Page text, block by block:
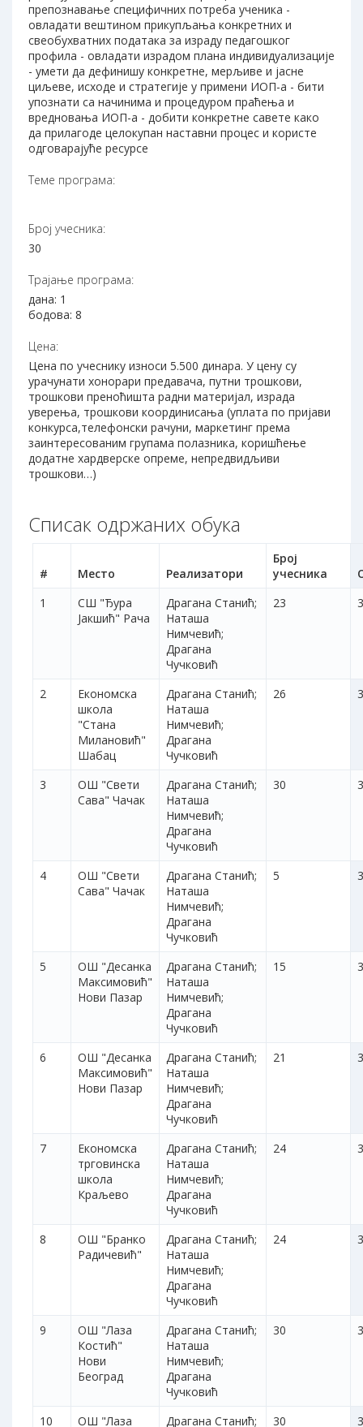
препознавање специфичних потреба ученика -
овладати вештином прикупљања конкретних и
свеобухватних података за израду педагошког
профила - овладати израдом плана индивидуализације
- умети да дефинишу конкретне, мерљиве и јасне
циљеве, исходе и стратегије у примени ИОП-а - бити
упознати са начинима и процедуром праћења и
вредновања ИОП-а - добити конкретне савете како
да прилагоде целокупан наставни процес и користе
одговарајуће ресурсе
Теме програма:
Број учесника:
30
Трајање програма:
дана: 1
бодова: 8
Цена:
Цена по учеснику износи 5.500 динара. У цену су
урачунати хонорари предавача, путни трошкови,
трошкови преноћишта радни материјал, израда
уверења, трошкови координисања (уплата по пријави
конкурса,телефонски рачуни, маркетинг према
заинтересованим групама полазника, коришћење
додатне хардверске опреме, непредвидљиви
трошкови…)
Списак одржаних обука
# Место Реализатори
Број
учесника
1
СШ "Ђура
Јакшић" Рача
Драгана Станић;
Наташа
Нимчевић;
Драгана
Чучковић
23
2
Економска
школа
"Стана
Милановић"
Шабац
Драгана Станић;
Наташа
Нимчевић;
Драгана
Чучковић
26
3
ОШ "Свети
Сава" Чачак
Драгана Станић;
Наташа
Нимчевић;
Драгана
Чучковић
30
4
ОШ "Свети
Сава" Чачак
Драгана Станић;
Наташа
Нимчевић;
Драгана
Чучковић
5
5
ОШ "Десанка
Максимовић"
Нови Пазар
Драгана Станић;
Наташа
Нимчевић;
Драгана
Чучковић
15
6
ОШ "Десанка
Максимовић"
Нови Пазар
Драгана Станић;
Наташа
Нимчевић;
Драгана
Чучковић
21
7
Економска
трговинска
школа
Краљево
Драгана Станић;
Наташа
Нимчевић;
Драгана
Чучковић
24
8
ОШ "Бранко
Радичевић"
Драгана Станић;
Наташа
Нимчевић;
Драгана
Чучковић
24
9
ОШ "Лаза
Костић"
Нови
Београд
Драгана Станић;
Наташа
Нимчевић;
Драгана
Чучковић
30
10
ОШ "Лаза
Драгана Станић;
30